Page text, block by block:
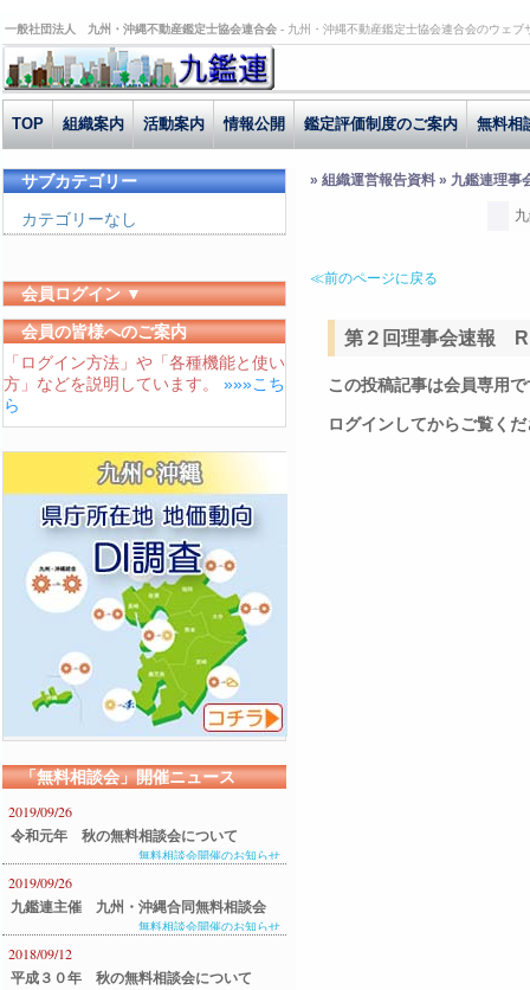
一般社団法人 九州・沖縄不動産鑑定士協会連合会 - 九州・沖縄不動産鑑定士協会連合会のウェ
TOP 組織案内 活動案内 情報公開 鑑定評価制度のご案内 無料相
» 組織運営報告資料 » 九鑑連理事
≪前のページに戻る
第２回理事会速報
この投稿記事は会員専用
ログインしてからご覧く
サブカテゴリー
カテゴリーなし
会員ログイン ▼
ユーザーID
パスワード
会員の皆様へのご案内
「ログイン方法」や「各種機能と使い
方」などを説明しています。 »»»こち
ら
「無料相談会」開催ニュース
2019/09/26
令和元年 秋の無料相談会について
無料相談会開催のお知らせ
2019/09/26
九鑑連主催 九州・沖縄合同無料相談会
のご案内
無料相談会開催のお知らせ
2018/09/12
平成３０年 秋の無料相談会について